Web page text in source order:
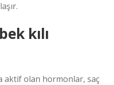
kılı
aktif olan hormonlar, saç